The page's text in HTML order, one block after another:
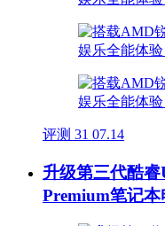
评测 31 07.14
升级第三代酷
Premium笔记本